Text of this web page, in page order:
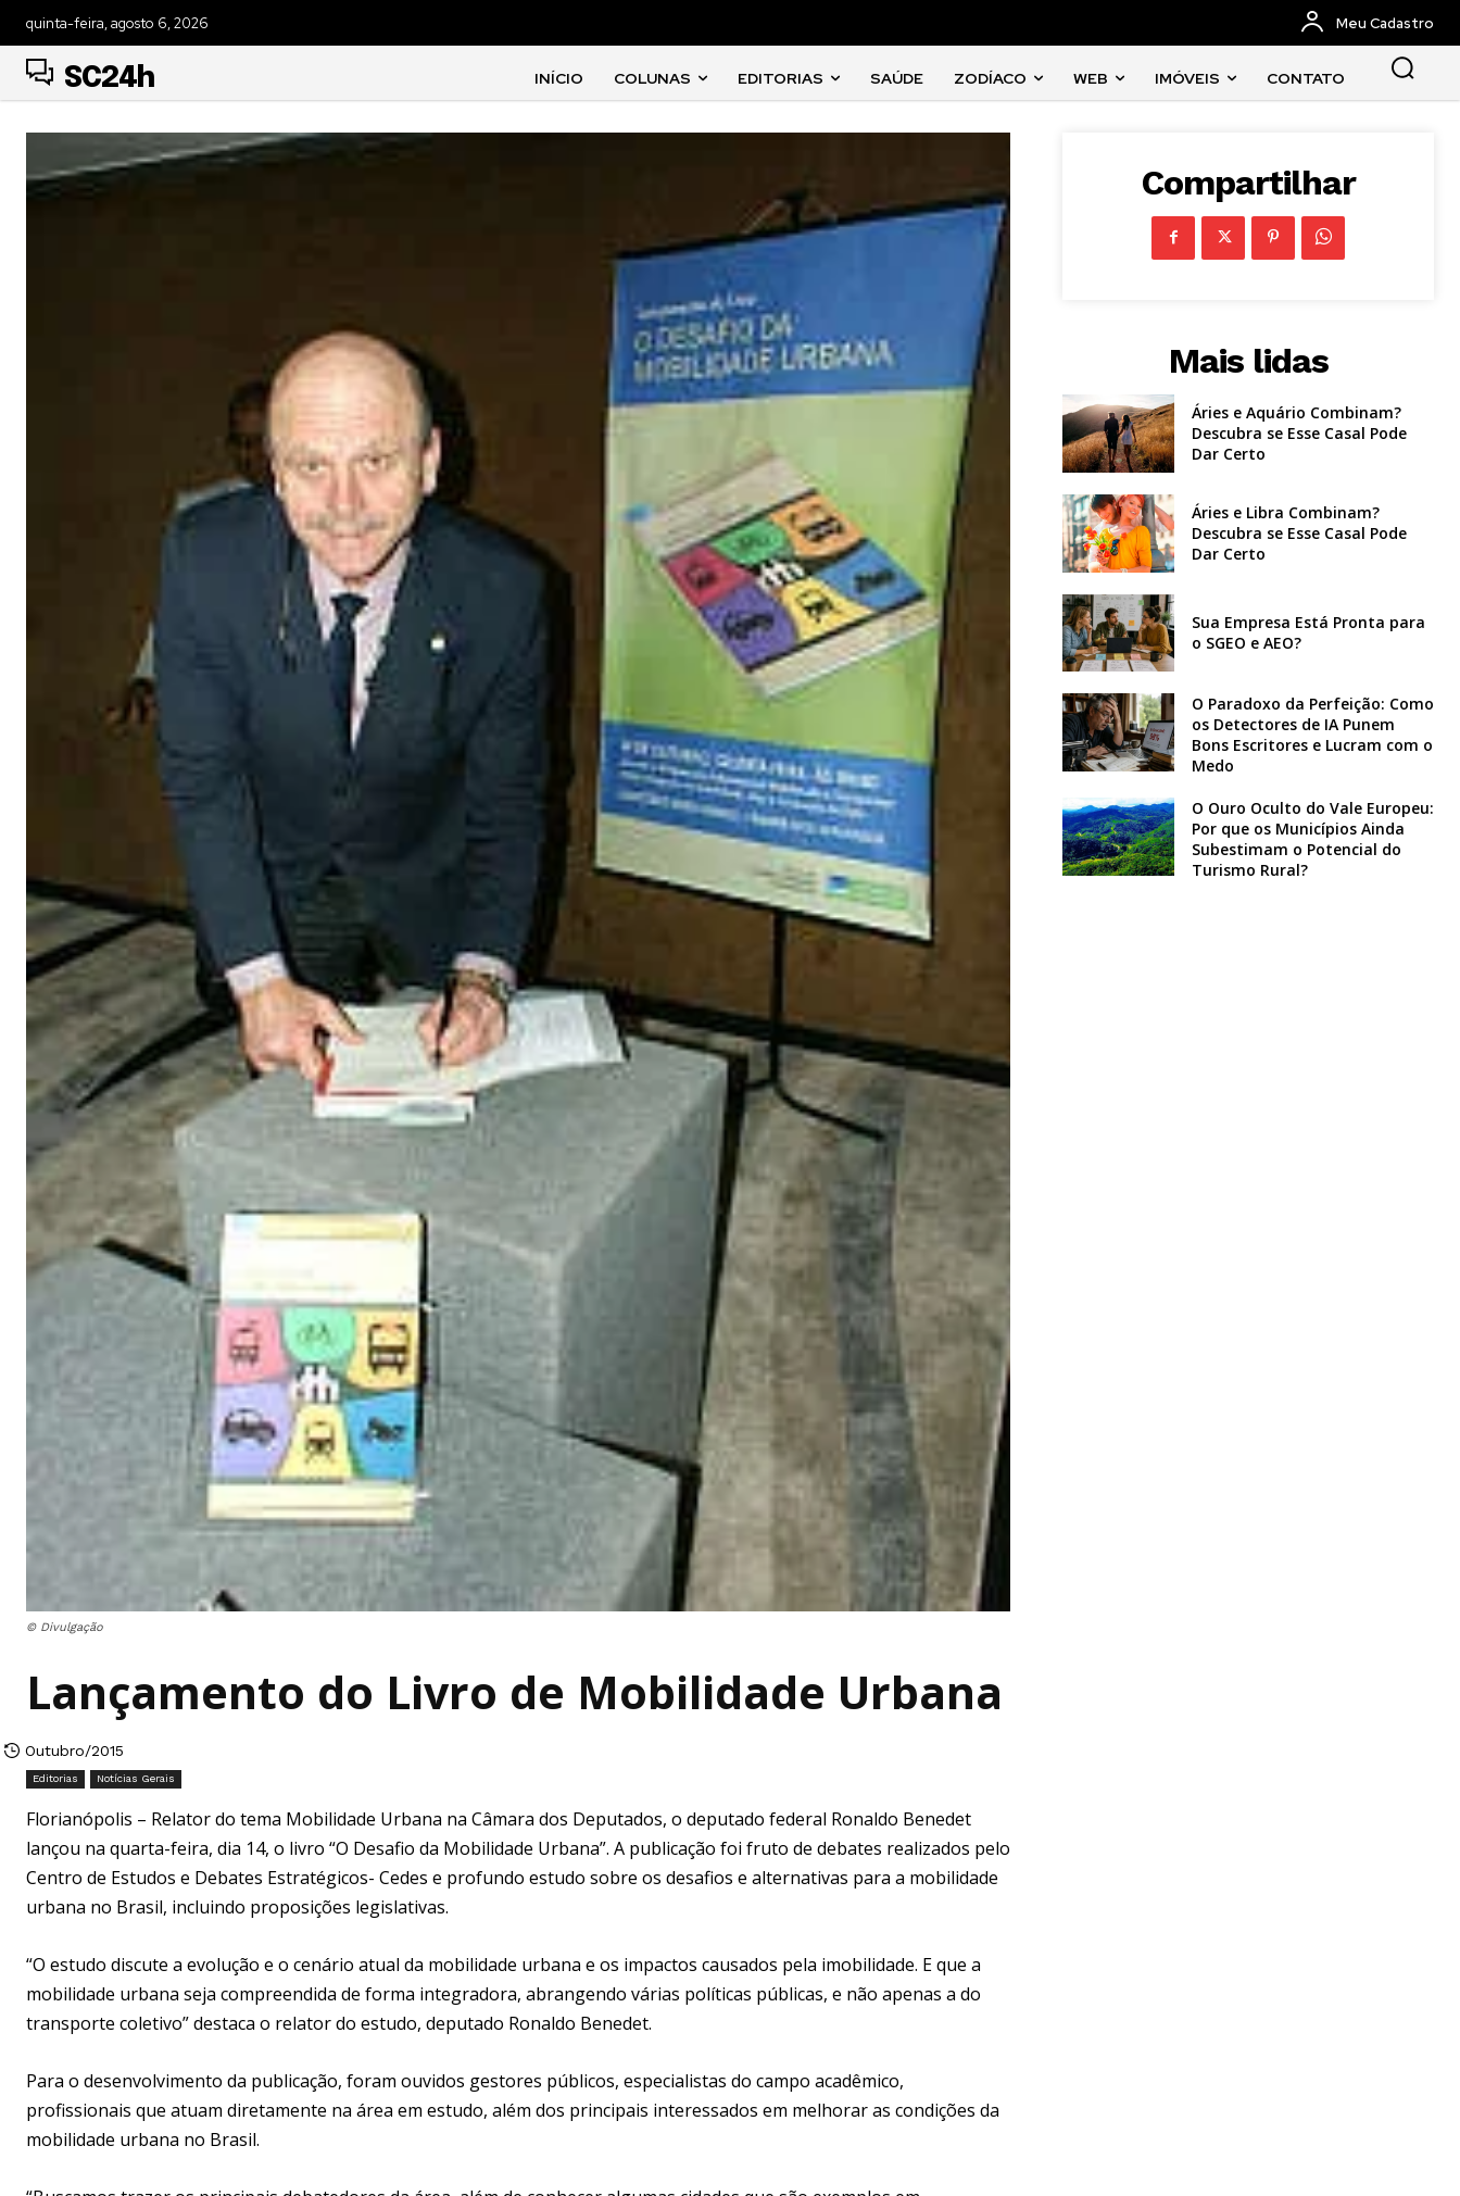
quinta-feira, agosto 6, 2026 Meu Cadastro
SC24h INÍCIO COLUNAS EDITORIAS SAÚDE ZODÍACO WEB IMÓVEIS CONTATO
© Divulgação
Lançamento do Livro de Mobilidade Urbana
Outubro/2015
Editorias Notícias Gerais
Florianópolis – Relator do tema Mobilidade Urbana na Câmara dos Deputados, o deputado federal Ronaldo Benedet
lançou na quarta-feira, dia 14, o livro “O Desafio da Mobilidade Urbana”. A publicação foi fruto de debates realizados pelo
Centro de Estudos e Debates Estratégicos- Cedes e profundo estudo sobre os desafios e alternativas para a mobilidade
urbana no Brasil, incluindo proposições legislativas.
“O estudo discute a evolução e o cenário atual da mobilidade urbana e os impactos causados pela imobilidade. E que a
mobilidade urbana seja compreendida de forma integradora, abrangendo várias políticas públicas, e não apenas a do
transporte coletivo” destaca o relator do estudo, deputado Ronaldo Benedet.
Para o desenvolvimento da publicação, foram ouvidos gestores públicos, especialistas do campo acadêmico,
profissionais que atuam diretamente na área em estudo, além dos principais interessados em melhorar as condições da
mobilidade urbana no Brasil.
Compartilhar
Mais lidas
Áries e Aquário Combinam?
Descubra se Esse Casal Pode
Dar Certo
Áries e Libra Combinam?
Descubra se Esse Casal Pode
Dar Certo
Sua Empresa Está Pronta para
o SGEO e AEO?
O Paradoxo da Perfeição: Como
os Detectores de IA Punem
Bons Escritores e Lucram com o
Medo
O Ouro Oculto do Vale Europeu:
Por que os Municípios Ainda
Subestimam o Potencial do
Turismo Rural?